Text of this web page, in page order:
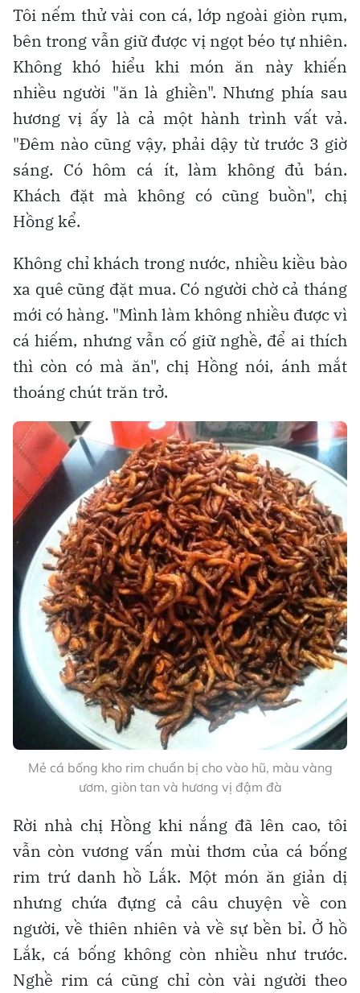
Tôi nếm thử vài con cá, lớp ngoài giòn rụm,
bên trong vẫn giữ được vị ngọt béo tự nhiên.
Không khó hiểu khi món ăn này khiến
nhiều người "ăn là ghiền". Nhưng phía sau
hương vị ấy là cả một hành trình vất vả.
"Đêm nào cũng vậy, phải dậy từ trước 3 giờ
sáng. Có hôm cá ít, làm không đủ bán.
Khách đặt mà không có cũng buồn", chị
Hồng kể.
Không chỉ khách trong nước, nhiều kiều bào
xa quê cũng đặt mua. Có người chờ cả tháng
mới có hàng. "Mình làm không nhiều được vì
cá hiếm, nhưng vẫn cố giữ nghề, để ai thích
thì còn có mà ăn", chị Hồng nói, ánh mắt
thoáng chút trăn trở.
Mẻ cá bống kho rim chuẩn bị cho vào hũ, màu vàng
ươm, giòn tan và hương vị đậm đà
Rời nhà chị Hồng khi nắng đã lên cao, tôi
vẫn còn vương vấn mùi thơm của cá bống
rim trứ danh hồ Lắk. Một món ăn giản dị
nhưng chứa đựng cả câu chuyện về con
người, về thiên nhiên và về sự bền bỉ. Ở hồ
Lắk, cá bống không còn nhiều như trước.
Nghề rim cá cũng chỉ còn vài người theo